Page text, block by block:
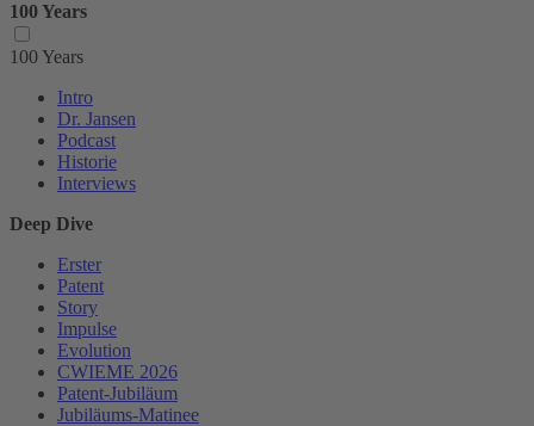
100 Years
100 Years
Intro
Dr. Jansen
Podcast
Historie
Interviews
Deep Dive
Erster
Patent
Story
Impulse
Evolution
CWIEME 2026
Patent-Jubiläum
Jubiläums-Matinee